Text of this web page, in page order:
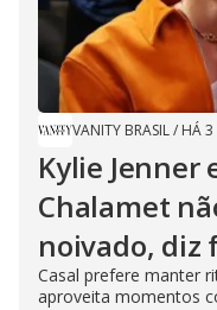
VANITY BRASIL/ HÁ 3
Kylie Jenner
Chalamet
noivado, diz
Casal prefere manter
aproveita momentos